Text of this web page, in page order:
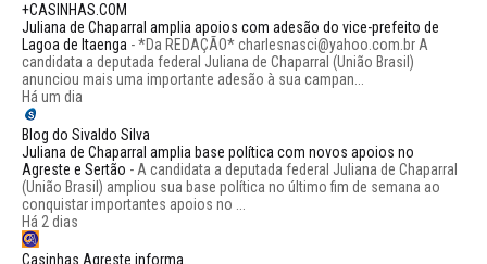
+CASINHAS.COM
Juliana de Chaparral amplia apoios com adesão do vice-prefeito de
Lagoa de Itaenga -*Da REDAÇÃO* charlesnasci@yahoo.com.br A
candidata a deputada federal Juliana de Chaparral (União Brasil)
anunciou mais uma importante adesão à sua campan...
Há um dia
Blog do Sivaldo Silva
Juliana de Chaparral amplia base política com novos apoios no
Agreste e Sertão - A candidata a deputada federal Juliana de Chaparral
(União Brasil) ampliou sua base política no último fim de semana ao
conquistar importantes apoios no ...
Há 2 dias
Casinhas Agreste informa.